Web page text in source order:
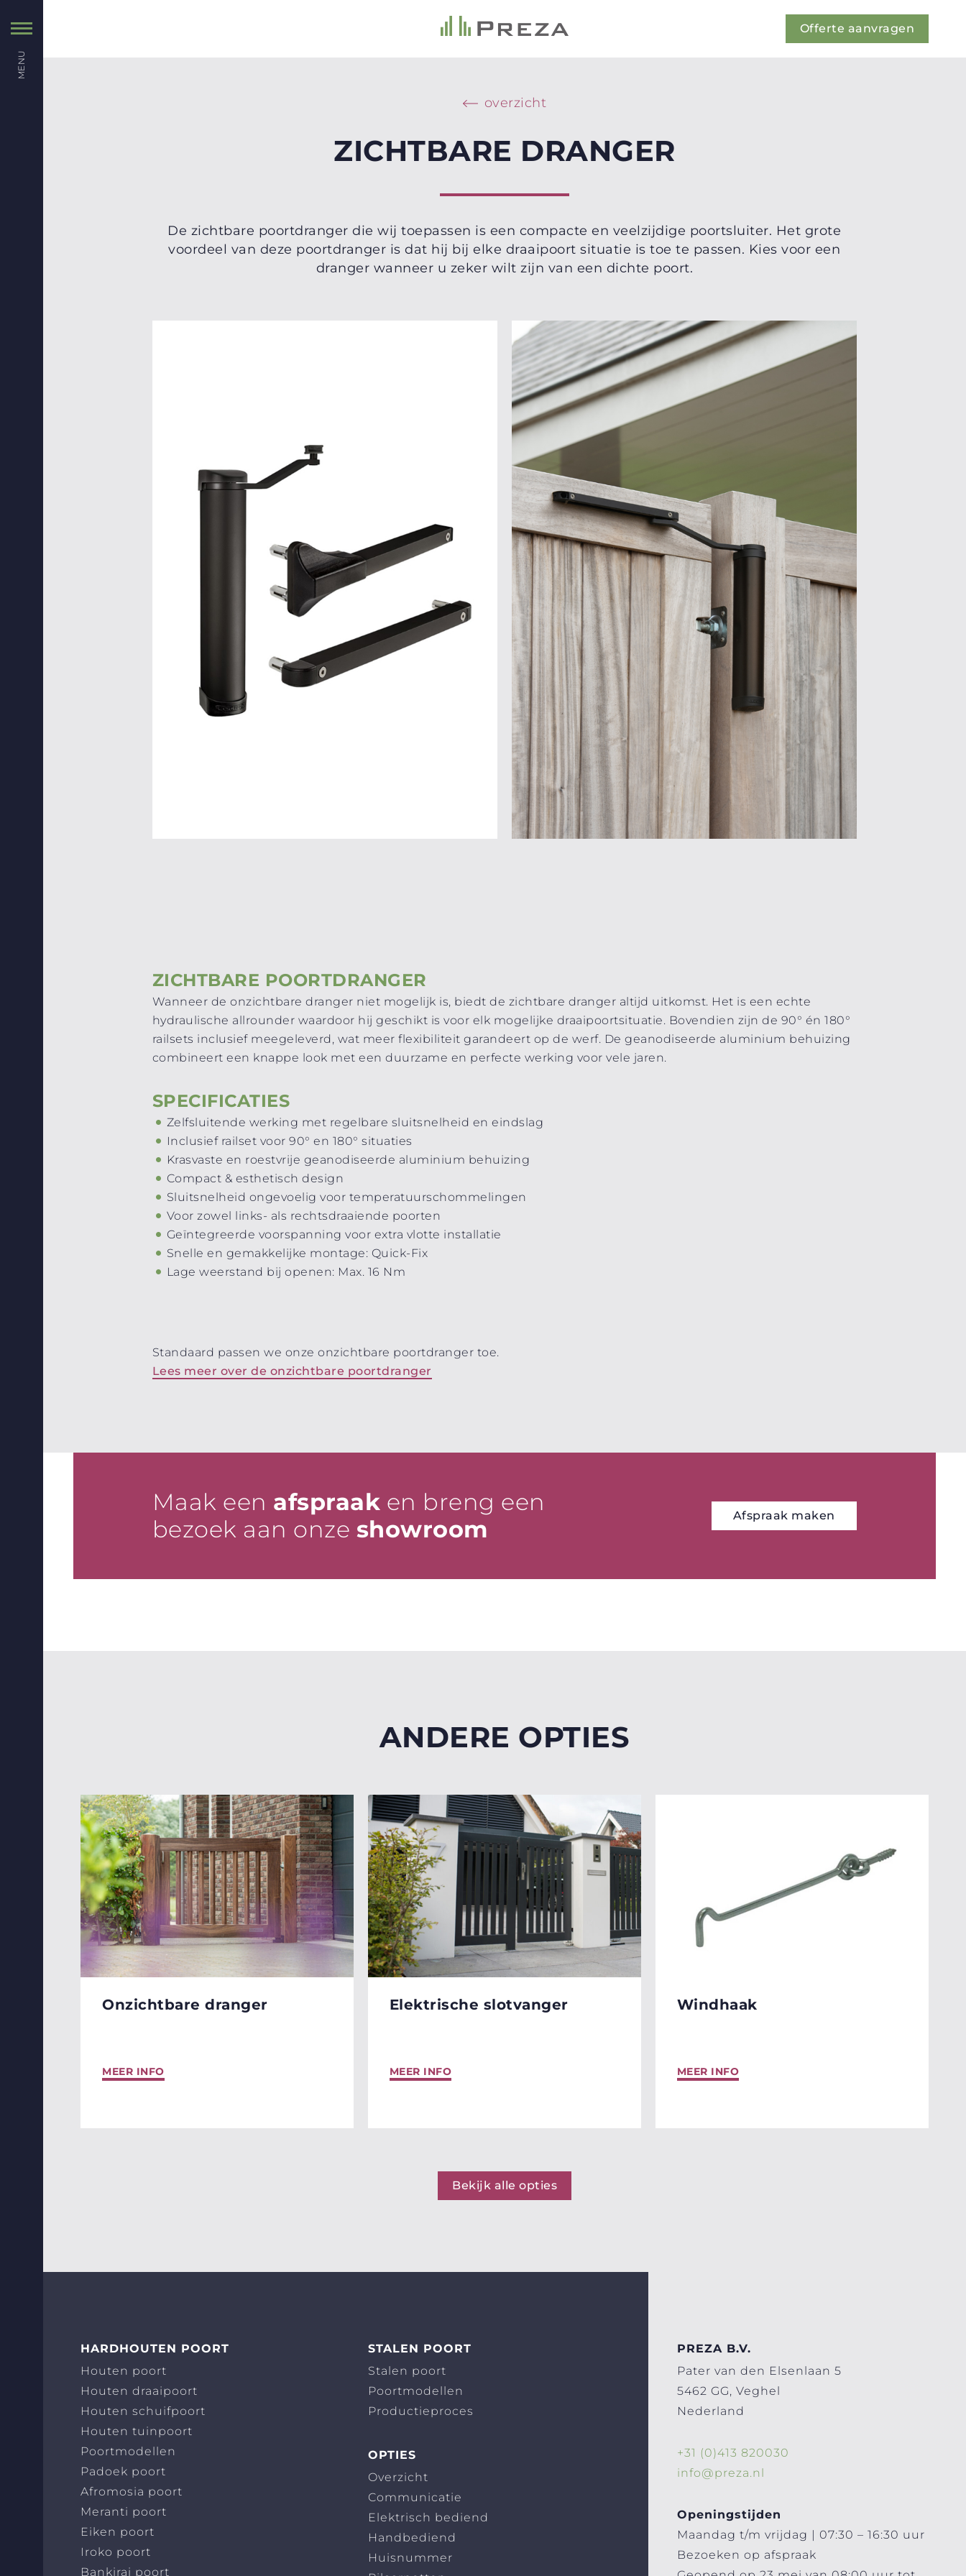
Offerte aanvragen
MENU
overzicht
ZICHTBARE DRANGER
De zichtbare poortdranger die wij toepassen is een compacte en veelzijdige poortsluiter. Het grote
voordeel van deze poortdranger is dat hij bij elke draaipoort situatie is toe te passen. Kies voor een
dranger wanneer u zeker wilt zijn van een dichte poort.
ZICHTBARE POORTDRANGER
Wanneer de onzichtbare dranger niet mogelijk is, biedt de zichtbare dranger altijd uitkomst. Het is een echte
hydraulische allrounder waardoor hij geschikt is voor elk mogelijke draaipoortsituatie. Bovendien zijn de 90° én 180°
railsets inclusief meegeleverd, wat meer flexibiliteit garandeert op de werf. De geanodiseerde aluminium behuizing
combineert een knappe look met een duurzame en perfecte werking voor vele jaren.
SPECIFICATIES
Zelfsluitende werking met regelbare sluitsnelheid en eindslag
Inclusief railset voor 90° en 180° situaties
Krasvaste en roestvrije geanodiseerde aluminium behuizing
Compact & esthetisch design
Sluitsnelheid ongevoelig voor temperatuurschommelingen
Voor zowel links- als rechtsdraaiende poorten
Geïntegreerde voorspanning voor extra vlotte installatie
Snelle en gemakkelijke montage: Quick-Fix
Lage weerstand bij openen: Max. 16 Nm
Standaard passen we onze onzichtbare poortdranger toe.
Lees meer over de onzichtbare poortdranger
Maak een afspraak en breng een
bezoek aan onze showroom Afspraak maken
ANDERE OPTIES
Onzichtbare dranger
MEER INFO
Elektrische slotvanger
MEER INFO
Windhaak
MEER INFO
Bekijk alle opties
HARDHOUTEN POORT
Houten poort
Houten draaipoort
Houten schuifpoort
Houten tuinpoort
Poortmodellen
Padoek poort
Afromosia poort
Meranti poort
Eiken poort
Iroko poort
Bankirai poort
STALEN POORT
Stalen poort
Poortmodellen
Productieproces
OPTIES
Overzicht
Communicatie
Elektrisch bediend
Handbediend
Huisnummer
PREZA B.V.
Pater van den Elsenlaan 5
5462 GG, Veghel
Nederland
+31 (0)413 820030
info@preza.nl
Openingstijden
Maandag t/m vrijdag | 07:30 – 16:30 uur
Bezoeken op afspraak